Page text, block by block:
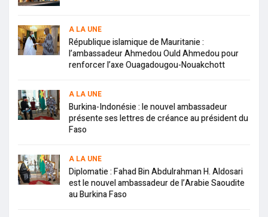
A LA UNE
République islamique de Mauritanie :
l’ambassadeur Ahmedou Ould Ahmedou pour
renforcer l’axe Ouagadougou-Nouakchott
A LA UNE
Burkina-Indonésie : le nouvel ambassadeur
présente ses lettres de créance au président du
Faso
A LA UNE
Diplomatie : Fahad Bin Abdulrahman H. Aldosari
est le nouvel ambassadeur de l’Arabie Saoudite
au Burkina Faso